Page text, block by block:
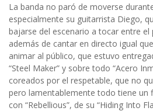
La banda no paró de moverse
especialmente su guitarrista Diego,
bajarse del escenario a tocar entre el
además de cantar en directo igual
animar al público, que estuvo
“Steel Maker” y sobre todo “Acero
coreados por el respetable, que no
pero lamentablemente todo tiene un
con “Rebellious”, de su “Hiding Into